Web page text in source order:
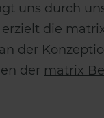
uns durch
die
der matrix